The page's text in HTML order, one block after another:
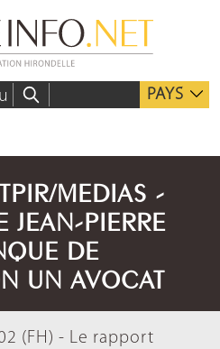
PAYS
MEDIAS -
JEAN-PIERRE
DE
UN AVOCAT
(FH) - Le rapport